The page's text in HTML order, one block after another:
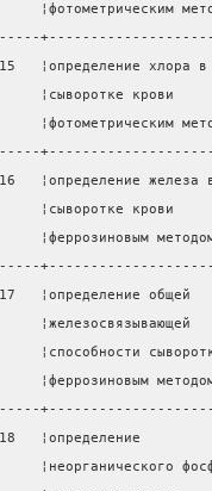
¦определение хлора
¦сыворотке
¦определение
¦сыворотке
¦феррозиновым
¦определение общей
¦способности
¦феррозиновым